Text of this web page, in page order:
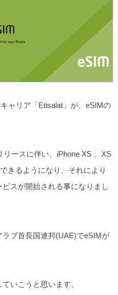
ャリア「Etisalat」が、eSIMの
リースに伴い、iPhone XS 、XS
きるようになり、それにより
スが開始される事になりまし
ブ首長国連邦(UAE)でeSIMが
いこうと思います。